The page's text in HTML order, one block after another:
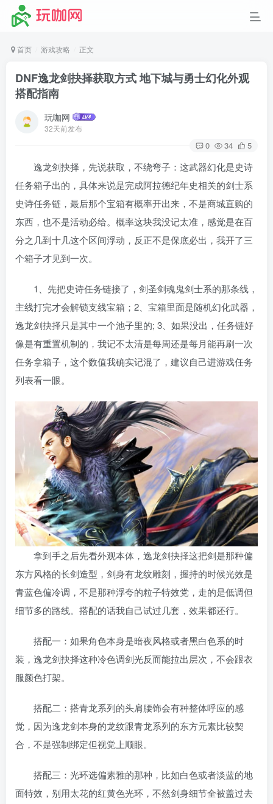
首页 游戏攻略 正文
DNF逸龙剑抉择获取方式 地下城与勇士幻化外观
搭配指南
玩咖网
32天前发布
0 34 5
逸龙剑抉择，先说获取，不绕弯子：这武器幻化是史诗
任务箱子出的，具体来说是完成阿拉德纪年史相关的剑士系
史诗任务链，最后那个宝箱有概率开出来，不是商城直购的
东西，也不是活动必给。概率这块我没记太准，感觉是在百
分之几到十几这个区间浮动，反正不是保底必出，我开了三
个箱子才见到一次。
1、先把史诗任务链接了，剑圣剑魂鬼剑士系的那条线，
主线打完才会解锁支线宝箱；2、宝箱里面是随机幻化武器，
逸龙剑抉择只是其中一个池子里的; 3、如果没出，任务链好
像是有重置机制的，我记不太清是每周还是每月能再刷一次
任务拿箱子，这个数值我确实记混了，建议自己进游戏任务
列表看一眼。
拿到手之后先看外观本体，逸龙剑抉择这把剑是那种偏
东方风格的长剑造型，剑身有龙纹雕刻，握持的时候光效是
青蓝色偏冷调，不是那种浮夸的粒子特效党，走的是低调但
细节多的路线。搭配的话我自己试过几套，效果都还行。
搭配一：如果角色本身是暗夜风格或者黑白色系的时
装，逸龙剑抉择这种冷色调剑光反而能拉出层次，不会跟衣
服颜色打架。
搭配二：搭青龙系列的头肩腰饰会有种整体呼应的感
觉，因为逸龙剑本身的龙纹跟青龙系列的东方元素比较契
合，不是强制绑定但视觉上顺眼。
搭配三：光环选偏素雅的那种，比如白色或者淡蓝的地
面特效，别用太花的红黄色光环，不然剑身细节全被盖过去